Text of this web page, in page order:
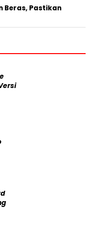
Beras, Pastikan